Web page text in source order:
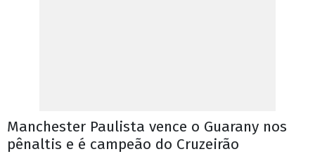
Manchester Paulista vence o Guarany nos
pênaltis e é campeão do Cruzeirão